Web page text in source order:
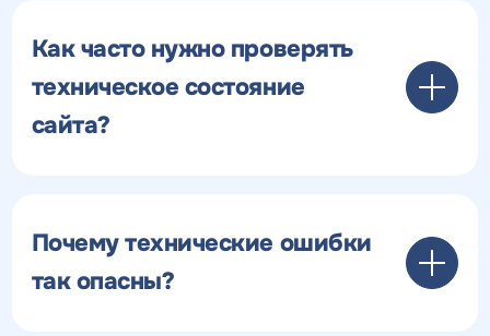
Как часто нужно проверять
техническое состояние
сайта?
Почему технические ошибки
так опасны?